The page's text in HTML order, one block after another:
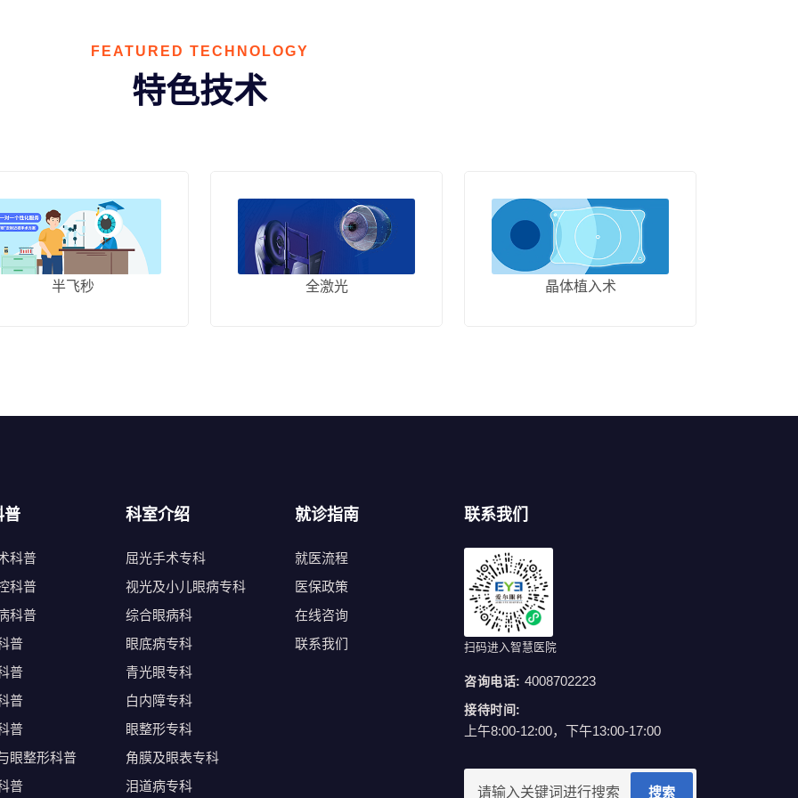
FEATURED TECHNOLOGY
特色技术
半飞秒 全激光 晶体植入术
普
科普
科普
科普
普
普
普
普
眼整形科普
普
科室介绍
屈光手术专科
视光及小儿眼病专科
综合眼病科
眼底病专科
青光眼专科
白内障专科
眼整形专科
角膜及眼表专科
泪道病专科
就诊指南
就医流程
医保政策
在线咨询
联系我们
联系我们
扫码进入智慧医院
咨询电话: 4008702223
接待时间:
上午8:00-12:00，下午13:00-17:00
搜索